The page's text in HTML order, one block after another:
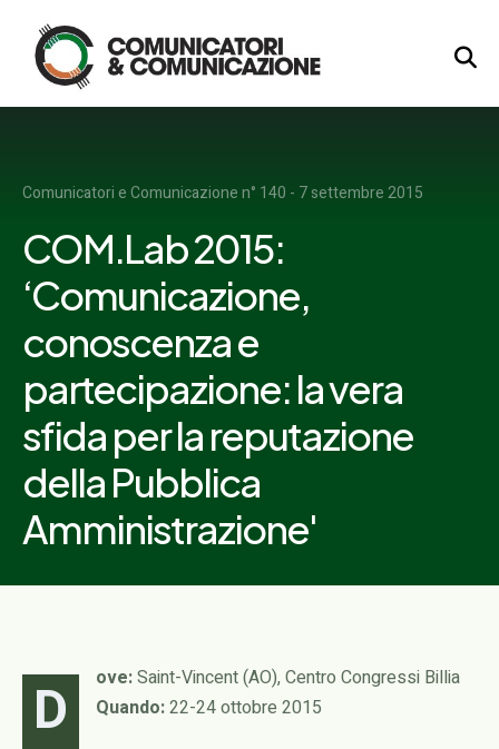
Logo
Comunicatori e Comunicazione n° 140 - 7 settembre 2015
COM.Lab 2015:
‘Comunicazione,
conoscenza e
partecipazione: la vera
sfida per la reputazione
della Pubblica
Amministrazione'
D ove:Saint-Vincent (AO), Centro Congressi Billia
Quando:22-24 ottobre 2015